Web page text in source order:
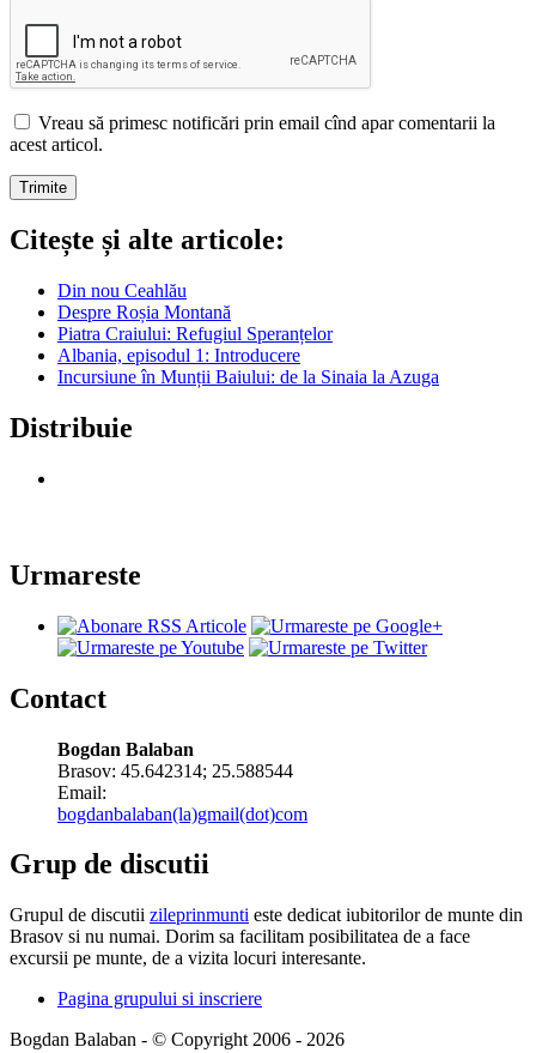
Vreau să primesc notificări prin email cînd apar comentarii la
acest articol.
Citește și alte articole:
Din nou Ceahlău
Despre Roșia Montană
Piatra Craiului: Refugiul Speranțelor
Albania, episodul 1: Introducere
Incursiune în Munții Baiului: de la Sinaia la Azuga
Distribuie
Urmareste
Contact
Bogdan Balaban
Brasov: 45.642314; 25.588544
Email:
bogdanbalaban(la)gmail(dot)com
Grup de discutii
Grupul de discutii zileprinmunti este dedicat iubitorilor de munte din
Brasov si nu numai. Dorim sa facilitam posibilitatea de a face
excursii pe munte, de a vizita locuri interesante.
Pagina grupului si inscriere
Bogdan Balaban - © Copyright 2006 - 2026